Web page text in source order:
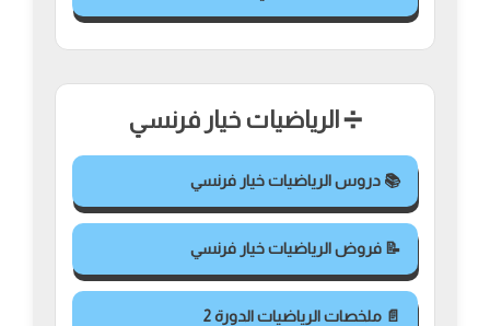
➗ الرياضيات خيار فرنسي
📚 دروس الرياضيات خيار فرنسي
📝 فروض الرياضيات خيار فرنسي
📄 ملخصات الرياضيات الدورة 2